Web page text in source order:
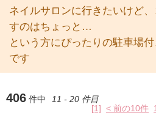
ネイルサロンに行きたいけど
すのはちょっと…
という方にぴったりの駐車場
です
406 件中
11 - 20 件目
[1] < 前の10件